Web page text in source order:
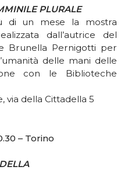
PLURALE
di un mese la mostra
dall’autrice del
Brunella Pernigotti per
delle mani delle
con le Biblioteche
via della Cittadella 5
– Torino